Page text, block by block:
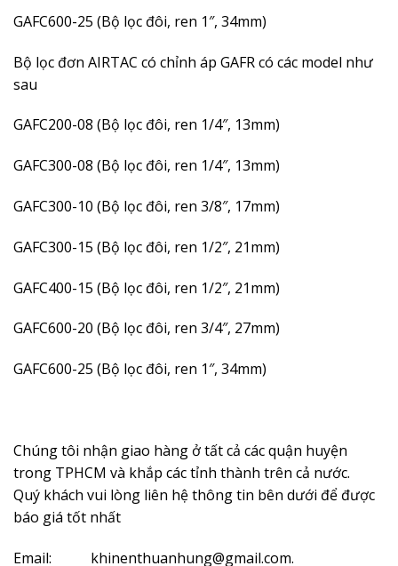
GAFC600-25 (Bộ lọc đôi, ren 1″, 34mm)
Bộ lọc đơn AIRTAC có chỉnh áp GAFR có các model như
sau
GAFC200-08 (Bộ lọc đôi, ren 1/4″, 13mm)
GAFC300-08 (Bộ lọc đôi, ren 1/4″, 13mm)
GAFC300-10 (Bộ lọc đôi, ren 3/8″, 17mm)
GAFC300-15 (Bộ lọc đôi, ren 1/2″, 21mm)
GAFC400-15 (Bộ lọc đôi, ren 1/2″, 21mm)
GAFC600-20 (Bộ lọc đôi, ren 3/4″, 27mm)
GAFC600-25 (Bộ lọc đôi, ren 1″, 34mm)
Chúng tôi nhận giao hàng ở tất cả các quận huyện
trong TPHCM và khắp các tỉnh thành trên cả nước.
Quý khách vui lòng liên hệ thông tin bên dưới để được
báo giá tốt nhất
Email: khinenthuanhung@gmail.com.